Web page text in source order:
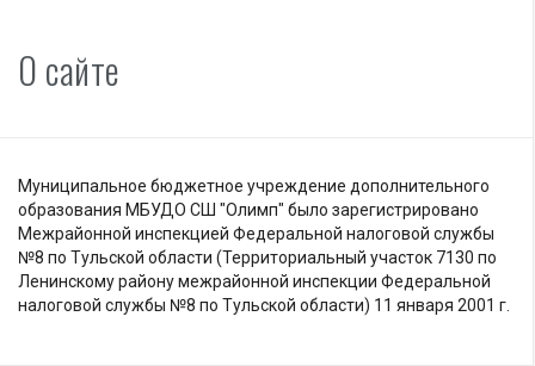
О сайте
Муниципальное бюджетное учреждение дополнительного
образования МБУДО СШ "Олимп" было зарегистрировано
Межрайонной инспекцией Федеральной налоговой службы
№8 по Тульской области (Территориальный участок 7130 по
Ленинскому району межрайонной инспекции Федеральной
налоговой службы №8 по Тульской области) 11 января 2001 г.